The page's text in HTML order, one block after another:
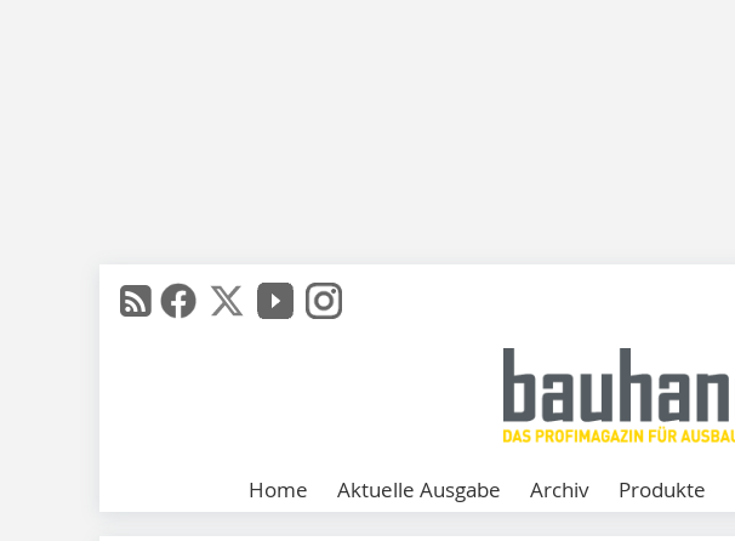
Home Aktuelle Ausgabe Archiv Produkte